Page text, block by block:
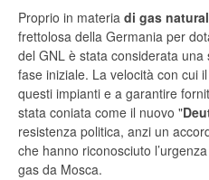
Proprio in materia di gas
frettolosa della Germania per
del GNL è stata considerata
fase iniziale. La velocità con cui
questi impianti e a garantire
stata coniata come il nuovo "
resistenza politica, anzi un
che hanno riconosciuto
gas da Mosca.